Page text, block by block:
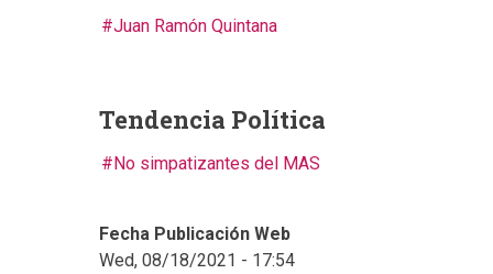
Juan Ramón Quintana
Tendencia Política
No simpatizantes del MAS
Fecha Publicación Web
Wed, 08/18/2021 - 17:54